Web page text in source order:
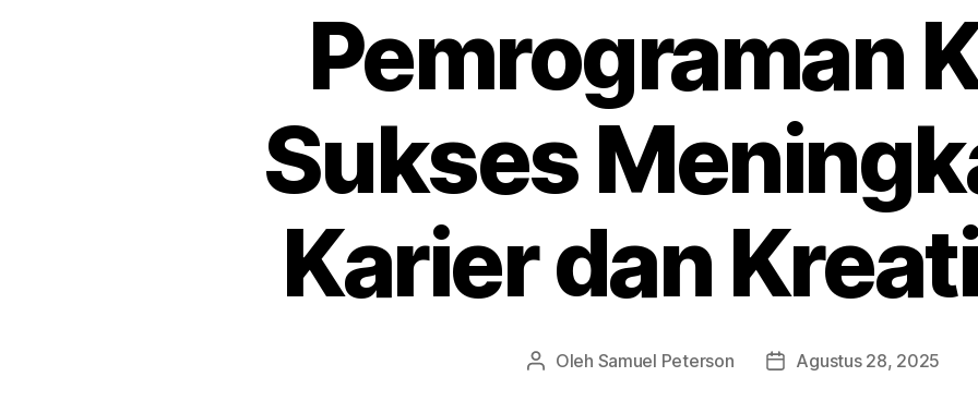
Pemrograman
Sukses
Karier dan
Penulis
Oleh Samuel Peterson
Tanggal
Agustus 28, 2025